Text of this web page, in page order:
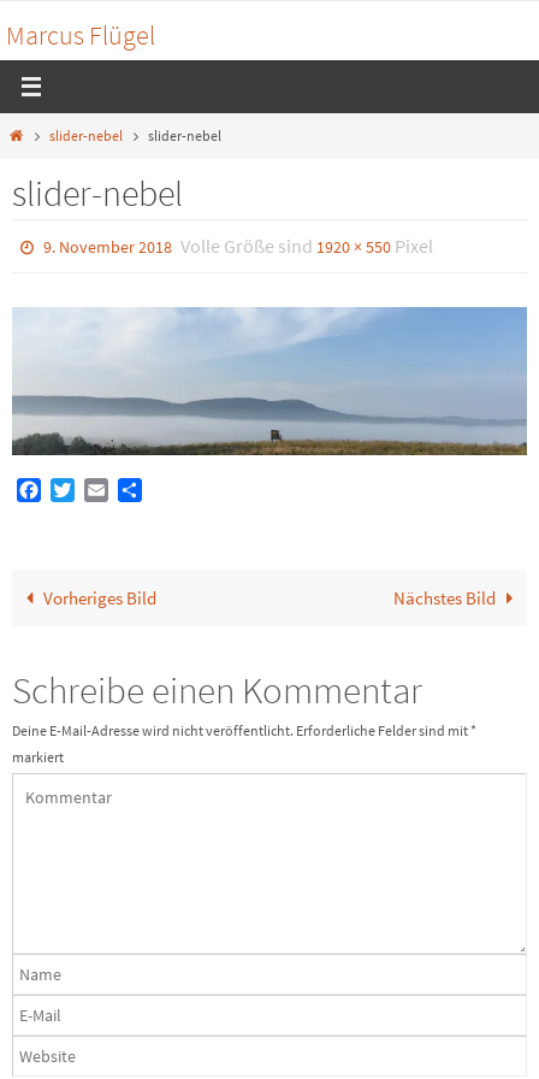
Inhalt
springen
Marcus Flügel
Homeslider-nebel slider-nebel
slider-nebel
9. November 2018 Volle Größe sind 1920 × 550 Pixel
FacebookTwitterEmail
Vorheriges Bild Nächstes Bild
Schreibe einen Kommentar
Deine E-Mail-Adresse wird nicht veröffentlicht. Erforderliche Felder sind mit *
markiert